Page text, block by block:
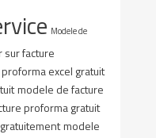
Modele de
facture
excel gratuit
modele de facture
proforma gratuit
modele